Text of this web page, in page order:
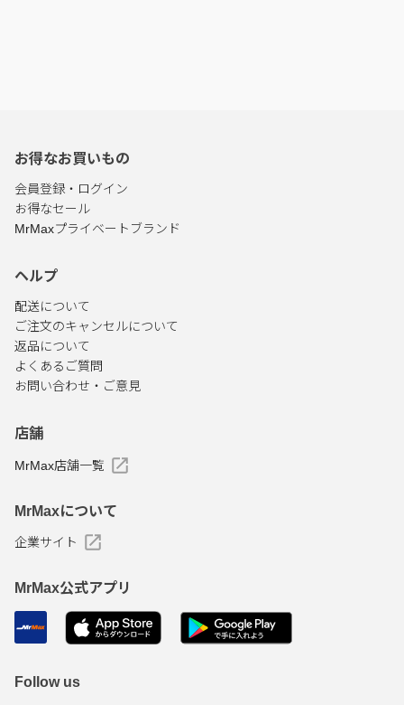
お得なお買いもの
会員登録・ログイン
お得なセール
MrMaxプライベートブランド
ヘルプ
配送について
ご注文のキャンセルについて
返品について
よくあるご質問
お問い合わせ・ご意見
店舗
MrMax店舗一覧
MrMaxについて
企業サイト
MrMax公式アプリ
Follow us